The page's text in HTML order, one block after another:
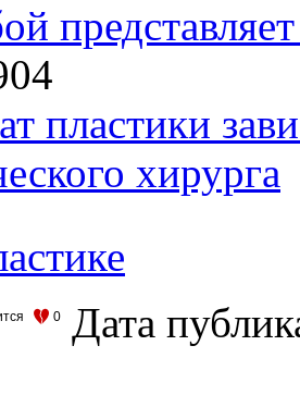
пластики
хирурга
0
Дата